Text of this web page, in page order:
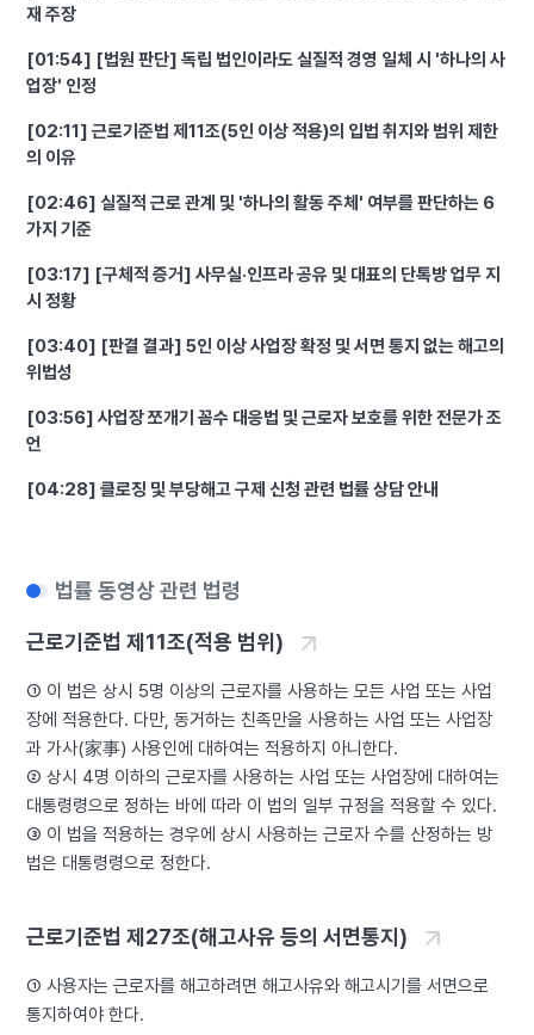
재 주장
[01:54] [법원 판단] 독립 법인이라도 실질적 경영 일체 시 '하나의 사
업장' 인정
[02:11] 근로기준법 제11조(5인 이상 적용)의 입법 취지와 범위 제한
의 이유
[02:46] 실질적 근로 관계 및 '하나의 활동 주체' 여부를 판단하는 6
가지 기준
[03:17] [구체적 증거] 사무실·인프라 공유 및 대표의 단톡방 업무 지
시 정황
[03:40] [판결 결과] 5인 이상 사업장 확정 및 서면 통지 없는 해고의
위법성
[03:56] 사업장 쪼개기 꼼수 대응법 및 근로자 보호를 위한 전문가 조
언
[04:28] 클로징 및 부당해고 구제 신청 관련 법률 상담 안내
법률 동영상 관련 법령
근로기준법 제11조(적용 범위)
① 이 법은 상시 5명 이상의 근로자를 사용하는 모든 사업 또는 사업
장에 적용한다. 다만, 동거하는 친족만을 사용하는 사업 또는 사업장
과 가사(家事) 사용인에 대하여는 적용하지 아니한다.
② 상시 4명 이하의 근로자를 사용하는 사업 또는 사업장에 대하여는
대통령령으로 정하는 바에 따라 이 법의 일부 규정을 적용할 수 있다.
③ 이 법을 적용하는 경우에 상시 사용하는 근로자 수를 산정하는 방
법은 대통령령으로 정한다.
근로기준법 제27조(해고사유 등의 서면통지)
① 사용자는 근로자를 해고하려면 해고사유와 해고시기를 서면으로
통지하여야 한다.